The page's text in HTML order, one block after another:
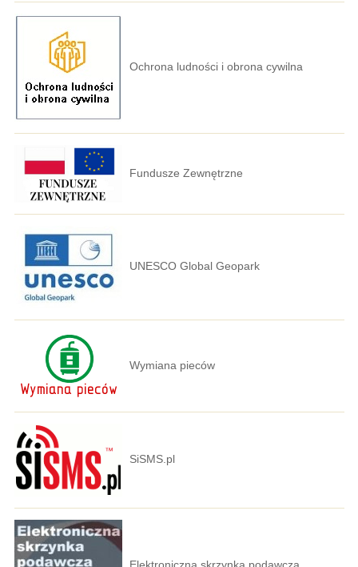
Ochrona ludności i obrona cywilna
Fundusze Zewnętrzne
UNESCO Global Geopark
Wymiana pieców
SiSMS.pl
Elektroniczna skrzynka podawcza